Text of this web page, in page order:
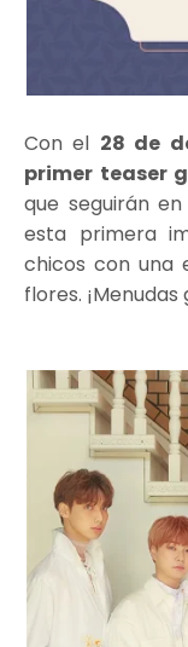
Con el 28 de
primer teaser
que seguirán
esta primera
chicos con una
flores.